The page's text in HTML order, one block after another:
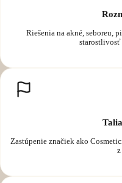
Riešenia na akné, seboreu,
Zastúpenie značiek ako
z